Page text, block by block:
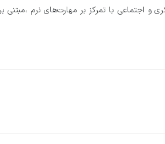
و اجتماعی با تمرکز بر مهارت‌های نرم